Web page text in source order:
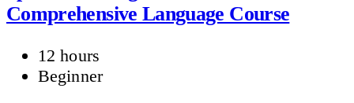
Comprehensive Language Course
12 hours
Beginner